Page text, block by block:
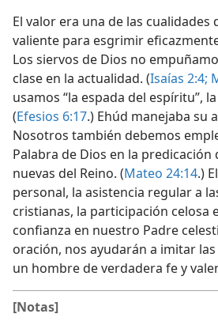
El valor era una de las cualidades
valiente para esgrimir
Los siervos de Dios no
clase en la actualidad. (Isaías 2:4;
usamos “la espada del espíritu”,
(Efesios 6:17.) Ehúd manejaba su
Nosotros también debemos
Palabra de Dios en la predicación
nuevas del Reino. (Mateo 24:14.)
personal, la asistencia regular a
cristianas, la participación celosa
confianza en nuestro Padre
oración, nos ayudarán a imitar
un hombre de verdadera fe y
[Notas]